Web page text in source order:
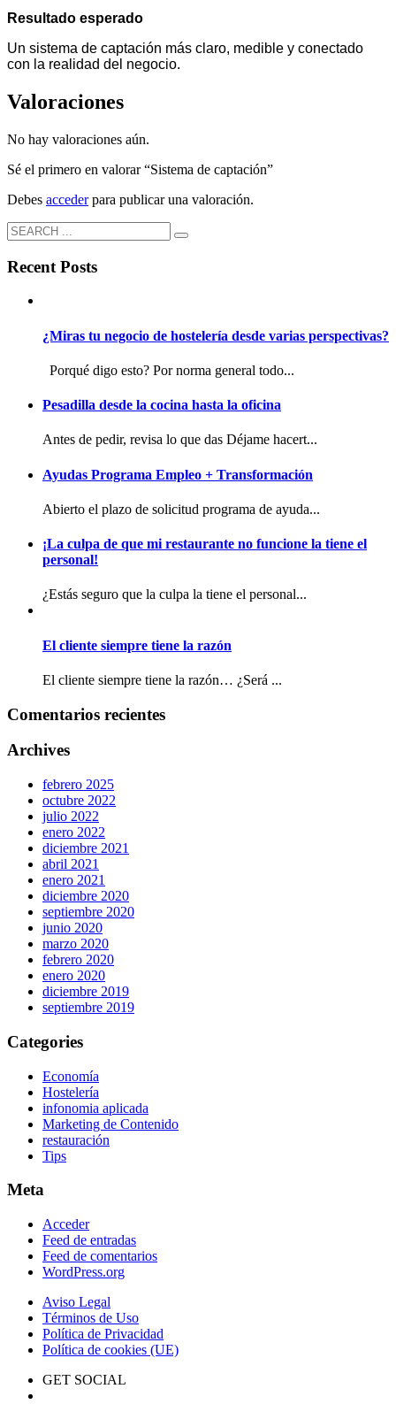
Resultado esperado
Un sistema de captación más claro, medible y conectado
con la realidad del negocio.
Valoraciones
No hay valoraciones aún.
Sé el primero en valorar “Sistema de captación”
Debes accederpara publicar una valoración.
Recent Posts
¿Miras tu negocio de hostelería desde varias perspectivas?
Porqué digo esto? Por norma general todo...
Pesadilla desde la cocina hasta la oficina
Antes de pedir, revisa lo que das Déjame hacert...
Ayudas Programa Empleo + Transformación
Abierto el plazo de solicitud programa de ayuda...
¡La culpa de que mi restaurante no funcione la tiene el
personal!
¿Estás seguro que la culpa la tiene el personal...
El cliente siempre tiene la razón
El cliente siempre tiene la razón… ¿Será ...
Comentarios recientes
Archives
febrero 2025
octubre 2022
julio 2022
enero 2022
diciembre 2021
abril 2021
enero 2021
diciembre 2020
septiembre 2020
junio 2020
marzo 2020
febrero 2020
enero 2020
diciembre 2019
septiembre 2019
Categories
Economía
Hostelería
infonomia aplicada
Marketing de Contenido
restauración
Tips
Meta
Acceder
Feed de entradas
Feed de comentarios
WordPress.org
Aviso Legal
Términos de Uso
Política de Privacidad
Política de cookies (UE)
GET SOCIAL